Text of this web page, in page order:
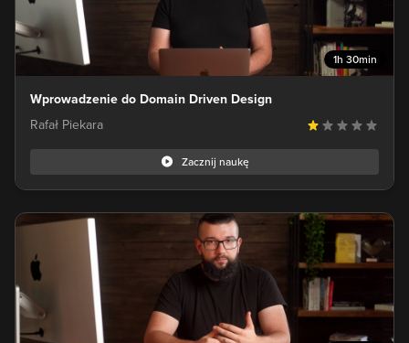
1h 30min
Wprowadzenie do Domain Driven Design
Rafał Piekara
Zacznij naukę